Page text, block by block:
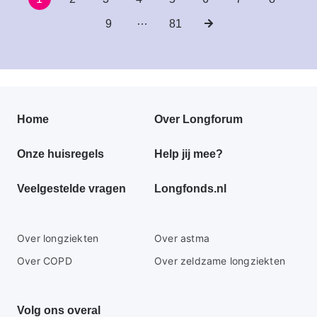
Paginering
Pagina
9 …
Laatste
81
Volgende
Primair
menu
Home Over Longforum
Onze huisregels Help jij mee?
Veelgestelde vragen Longfonds.nl
Secundaire
footer
Over longziekten
Over astma
Over COPD
Over zeldzame longziekten
Volg ons overal